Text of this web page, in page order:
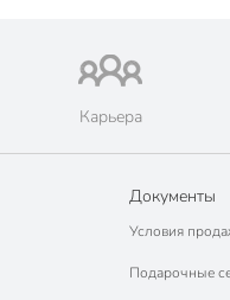
Карьера
Документы
Условия
Подарочные